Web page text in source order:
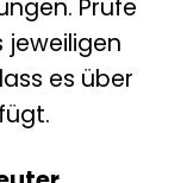
Prüfe
jeweiligen
es über